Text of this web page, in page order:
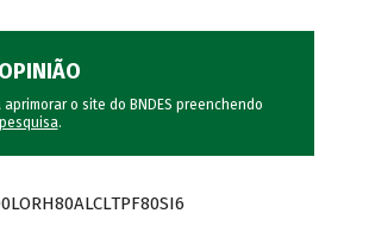
o site do BNDES preenchendo
pesquisa.